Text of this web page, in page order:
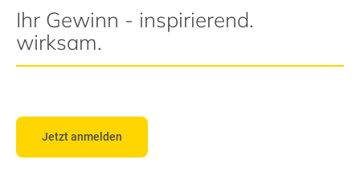
Ihr Gewinn - inspirierend.
wirksam.
Jetzt anmelden